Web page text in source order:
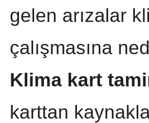
gelen arızalar
çalışmasına
Klima kart
karttan